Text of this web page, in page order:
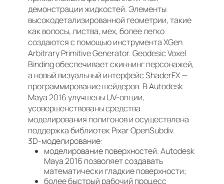
демонстрации жидкостей. Элементы
высокодетализированной геометрии, такие
как волосы, листва, мех, более легко
создаются с помощью инструмента XGen
Arbitrary Primitive Generator. Geodesic Voxel
Binding обеспечивает скиннинг персонажей,
а новый визуальный интерфейс ShaderFX —
программирование шейдеров. В Autodesk
Maya 2016 улучшены UV-опции,
усовершенствованы средства
моделирования полигонов и осуществлена
поддержка библиотек Pixar OpenSubdiv.
3D-моделирование:
моделирование поверхностей. Autodesk
Maya 2016 позволяет создавать
математически гладкие поверхности;
более быстрый рабочий процесс